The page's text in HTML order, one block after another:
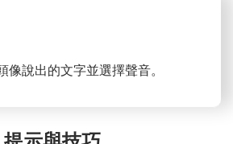
您的個人風格，然後點擊「生